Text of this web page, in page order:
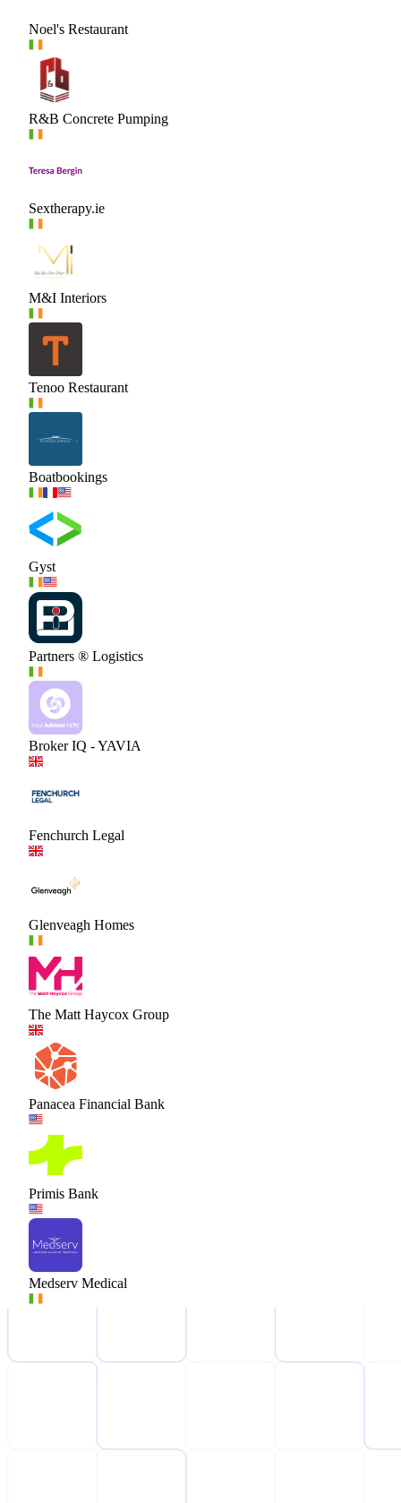
Noel's Restaurant
R&B Concrete Pumping
Sextherapy.ie
M&I Interiors
Tenoo Restaurant
Boatbookings
Gyst
Partners ® Logistics
Broker IQ - YAVIA
Fenchurch Legal
Glenveagh Homes
The Matt Haycox Group
Panacea Financial Bank
Primis Bank
Medserv Medical